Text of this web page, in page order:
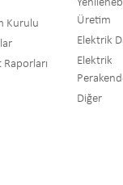
Kurulu
Raporları
Üretim
Elektrik
Elektrik
Diğer